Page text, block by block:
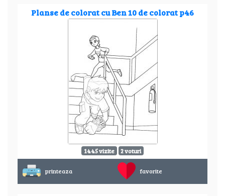
Planse de colorat cu Ben 10 de colorat p46
1445 vizite 2 voturi
printeaza favorite